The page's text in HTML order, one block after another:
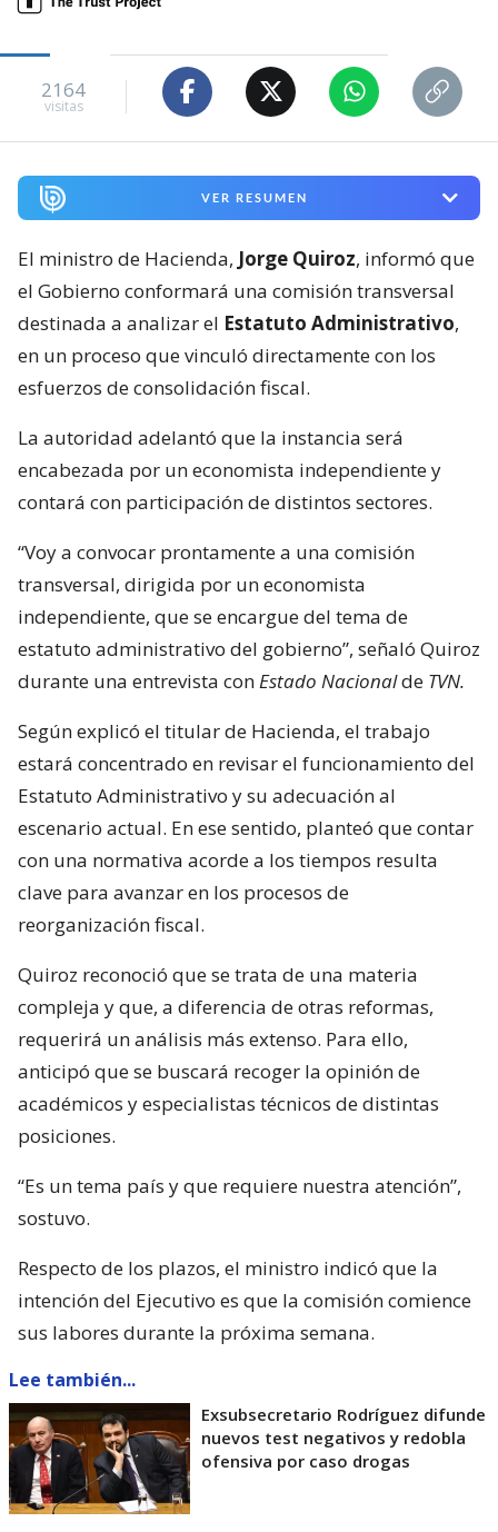
2164
visitas
VER RESUMEN
El ministro de Hacienda, Jorge Quiroz, informó que
el Gobierno conformará una comisión transversal
destinada a analizar el Estatuto Administrativo,
en un proceso que vinculó directamente con los
esfuerzos de consolidación fiscal.
La autoridad adelantó que la instancia será
encabezada por un economista independiente y
contará con participación de distintos sectores.
“Voy a convocar prontamente a una comisión
transversal, dirigida por un economista
independiente, que se encargue del tema de
estatuto administrativo del gobierno”, señaló Quiroz
durante una entrevista conEstado Nacionalde TVN.
Según explicó el titular de Hacienda, el trabajo
estará concentrado en revisar el funcionamiento del
Estatuto Administrativo y su adecuación al
escenario actual. En ese sentido, planteó que contar
con una normativa acorde a los tiempos resulta
clave para avanzar en los procesos de
reorganización fiscal.
Quiroz reconoció que se trata de una materia
compleja y que, a diferencia de otras reformas,
requerirá un análisis más extenso. Para ello,
anticipó que se buscará recoger la opinión de
académicos y especialistas técnicos de distintas
posiciones.
“Es un tema país y que requiere nuestra atención”,
sostuvo.
Respecto de los plazos, el ministro indicó que la
intención del Ejecutivo es que la comisión comience
sus labores durante la próxima semana.
Lee también...
Exsubsecretario Rodríguez difunde
nuevos test negativos y redobla
ofensiva por caso drogas